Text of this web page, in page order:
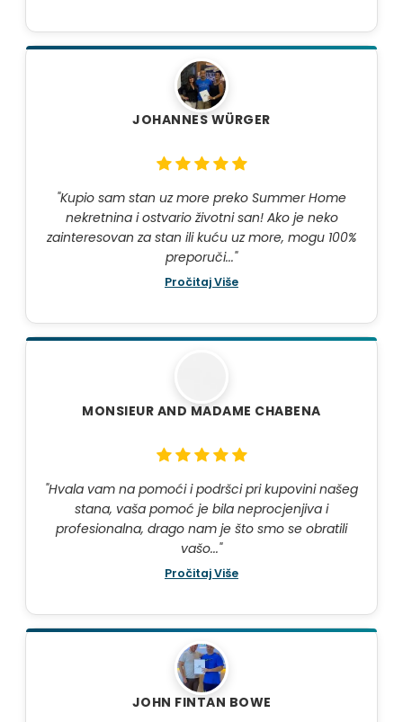
JOHANNES WÜRGER
"Kupio sam stan uz more preko Summer Home
nekretnina i ostvario životni san! Ako je neko
zainteresovan za stan ili kuću uz more, mogu 100%
preporuči..."
Pročitaj Više
MONSIEUR AND MADAME CHABENA
"Hvala vam na pomoći i podršci pri kupovini našeg
stana, vaša pomoć je bila neprocjenjiva i
profesionalna, drago nam je što smo se obratili
vašo..."
Pročitaj Više
JOHN FINTAN BOWE